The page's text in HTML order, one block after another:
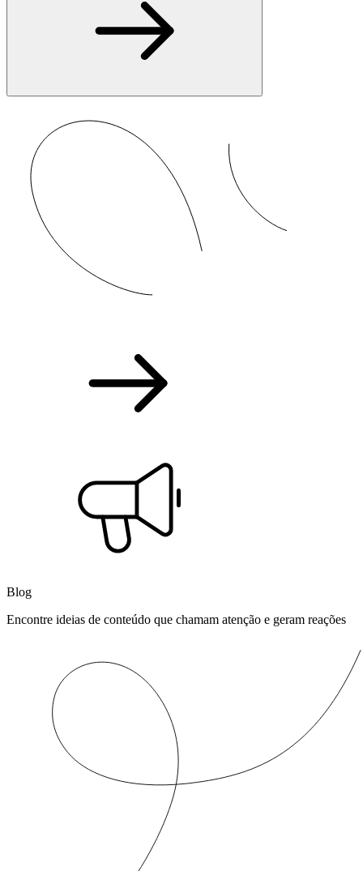
Blog
Encontre ideias de conteúdo que chamam atenção e geram reações